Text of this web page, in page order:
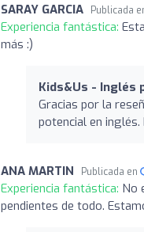
SARAY GARCIA Publicada
Experiencia fantástica:
más :)
Kids&Us - Inglés
Gracias por la
potencial en inglés.
ANA MARTIN Publicada en
Experiencia fantástica: No
pendientes de todo.